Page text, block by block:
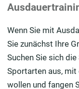
Wenn Sie mit
Sie zunächst Ihre
Suchen Sie sich
Sportarten aus, mit
wollen und fangen